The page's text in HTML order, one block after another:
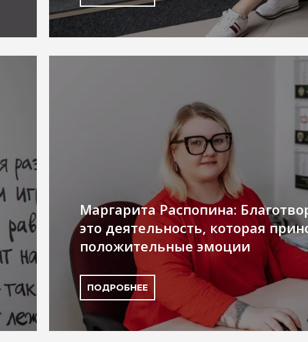
Маргарита Распопина:
это деятельность, которая
положительные эмоции
ПОДРОБНЕЕ